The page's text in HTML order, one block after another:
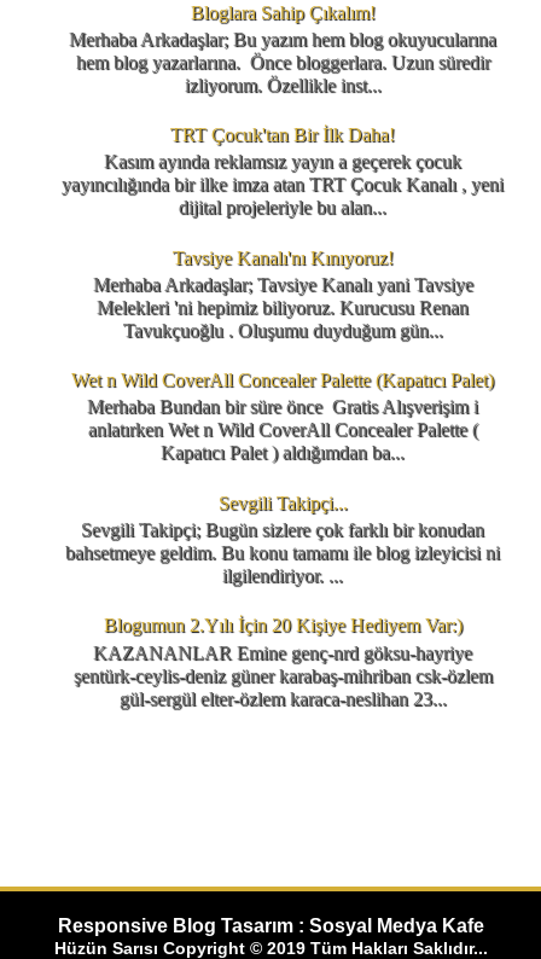
Bloglara Sahip Çıkalım!
Merhaba Arkadaşlar; Bu yazım hem blog okuyucularına
hem blog yazarlarına. Önce bloggerlara. Uzun süredir
izliyorum. Özellikle inst...
TRT Çocuk'tan Bir İlk Daha!
Kasım ayında reklamsız yayın a geçerek çocuk
yayıncılığında bir ilke imza atan TRT Çocuk Kanalı , yeni
dijital projeleriyle bu alan...
Tavsiye Kanalı'nı Kınıyoruz!
Merhaba Arkadaşlar; Tavsiye Kanalı yani Tavsiye
Melekleri 'ni hepimiz biliyoruz. Kurucusu Renan
Tavukçuoğlu . Oluşumu duyduğum gün...
Wet n Wild CoverAll Concealer Palette (Kapatıcı Palet)
Merhaba Bundan bir süre önce Gratis Alışverişim i
anlatırken Wet n Wild CoverAll Concealer Palette (
Kapatıcı Palet ) aldığımdan ba...
Sevgili Takipçi...
Sevgili Takipçi; Bugün sizlere çok farklı bir konudan
bahsetmeye geldim. Bu konu tamamı ile blog izleyicisi ni
ilgilendiriyor. ...
Blogumun 2.Yılı İçin 20 Kişiye Hediyem Var:)
KAZANANLAR Emine genç-nrd göksu-hayriye
şentürk-ceylis-deniz güner karabaş-mihriban csk-özlem
gül-sergül elter-özlem karaca-neslihan 23...
Responsive Blog Tasarım : Sosyal Medya Kafe
Hüzün Sarısı Copyright © 2019 Tüm Hakları Saklıdır...